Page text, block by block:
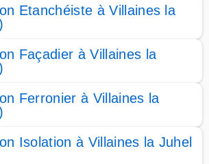
Etanchéiste à Villaines la
Façadier à Villaines la
Ferronier à Villaines la
Isolation à Villaines la Juhel